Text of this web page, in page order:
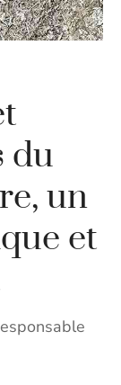
du
un
et